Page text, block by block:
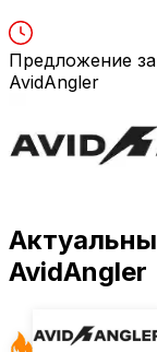
Предложение
AvidAngler
AvidAngler